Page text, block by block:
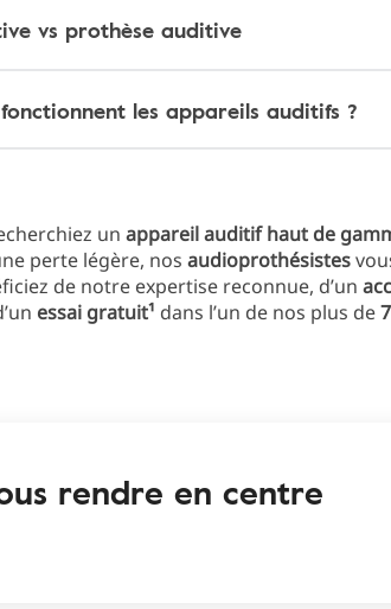
vs prothèse auditive
les appareils auditifs ?
un appareil auditif haut de
perte légère, nos audioprothésistes
de notre expertise reconnue, d’un
essai gratuit¹ dans l’un de nos plus de
rendre en centre